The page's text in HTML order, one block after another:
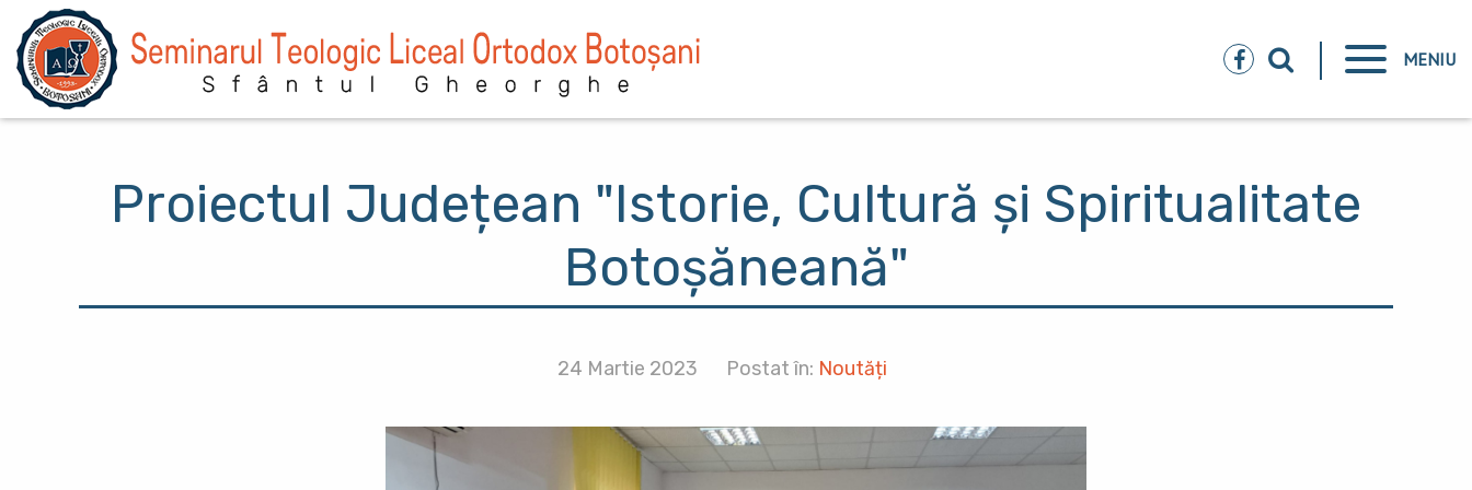
Sari la conținutul principal
MENIU
Proiectul Județean "Istorie, Cultură și Spiritualitate
Botoșăneană"
24 Martie 2023 Postat în: Noutăți